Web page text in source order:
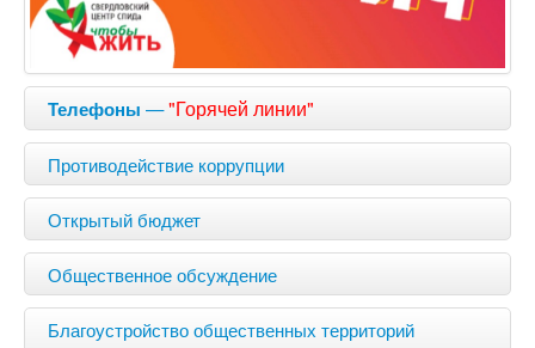
Телефоны —"Горячей линии"
Противодействие коррупции
Открытый бюджет
Общественное обсуждение
Благоустройство общественных территорий